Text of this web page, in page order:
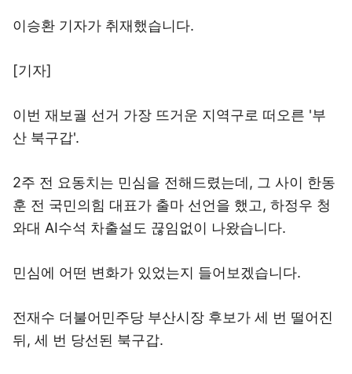
이승환 기자가 취재했습니다.
[기자]
이번 재보궐 선거 가장 뜨거운 지역구로 떠오른 '부
산 북구갑'.
2주 전 요동치는 민심을 전해드렸는데, 그 사이 한동
훈 전 국민의힘 대표가 출마 선언을 했고, 하정우 청
와대 AI수석 차출설도 끊임없이 나왔습니다.
민심에 어떤 변화가 있었는지 들어보겠습니다.
전재수 더불어민주당 부산시장 후보가 세 번 떨어진
뒤, 세 번 당선된 북구갑.